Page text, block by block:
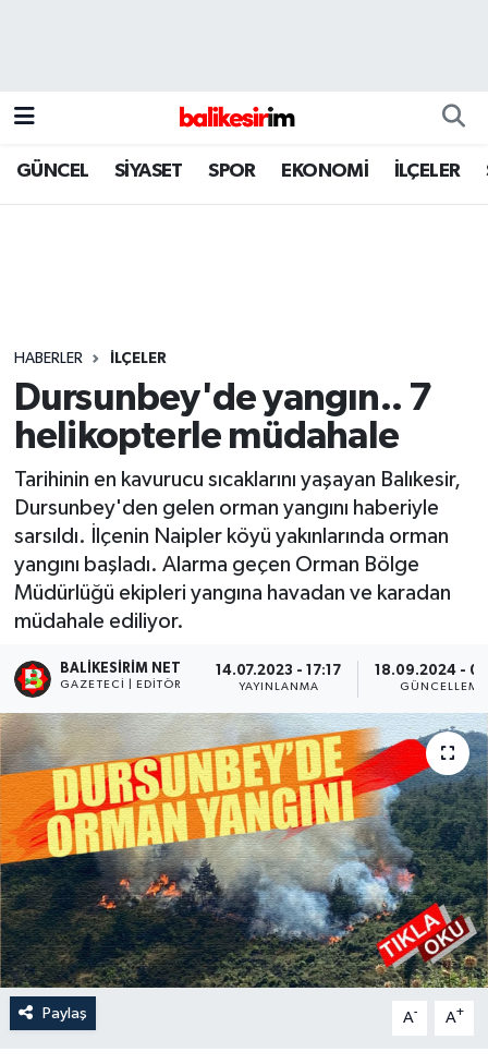
GÜNCEL SİYASET SPOR EKONOMİ İLÇELER
HABERLER İLÇELER
Dursunbey'de yangın.. 7
helikopterle müdahale
Tarihinin en kavurucu sıcaklarını yaşayan Balıkesir,
Dursunbey'den gelen orman yangını haberiyle
sarsıldı. İlçenin Naipler köyü yakınlarında orman
yangını başladı. Alarma geçen Orman Bölge
Müdürlüğü ekipleri yangına havadan ve karadan
müdahale ediliyor.
BALIKESIRIM NET
GAZETECI | EDITÖR
14.07.2023 - 17:17
YAYINLANMA
18.09.2024 -
GÜNCELLEME
Paylaş A- A+